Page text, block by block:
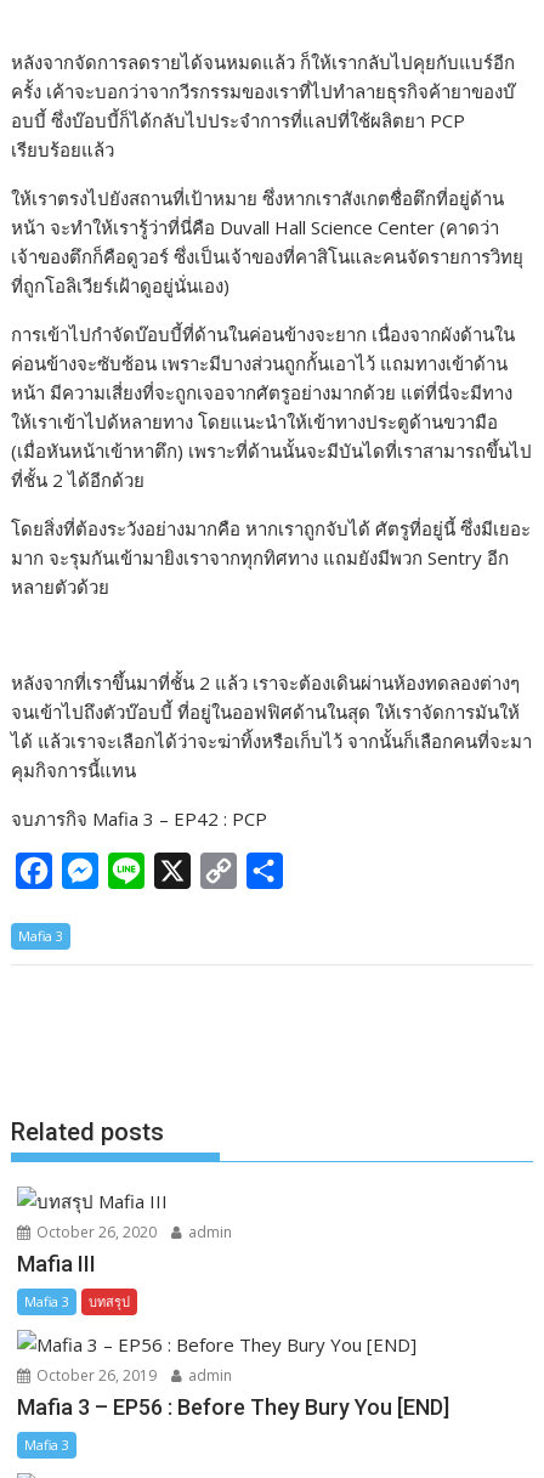
หลังจากจัดการลดรายได้จนหมดแล้ว ก็ให้เรากลับไปคุยกับแบร์อีก
ครั้ง เค้าจะบอกว่าจากวีรกรรมของเราที่ไปทำลายธุรกิจค้ายาของบ๊
อบบี้ ซึ่งบ๊อบบี้ก็ได้กลับไปประจำการที่แลปที่ใช้ผลิตยา PCP
เรียบร้อยแล้ว
ให้เราตรงไปยังสถานที่เป้าหมาย ซึ่งหากเราสังเกตชื่อตึกที่อยู่ด้าน
หน้า จะทำให้เรารู้ว่าที่นี่คือ Duvall Hall Science Center (คาดว่า
เจ้าของตึกก็คือดูวอร์ ซึ่งเป็นเจ้าของที่คาสิโนและคนจัดรายการวิทยุ
ที่ถูกโอลิเวียร์เฝ้าดูอยู่นั่นเอง)
การเข้าไปกำจัดบ๊อบบี้ที่ด้านในค่อนข้างจะยาก เนื่องจากผังด้านใน
ค่อนข้างจะซับซ้อน เพราะมีบางส่วนถูกกั้นเอาไว้ แถมทางเข้าด้าน
หน้า มีความเสี่ยงที่จะถูกเจอจากศัตรูอย่างมากด้วย แต่ที่นี่จะมีทาง
ให้เราเข้าไปด้หลายทาง โดยแนะนำให้เข้าทางประตูด้านขวามือ
(เมื่อหันหน้าเข้าหาตึก) เพราะที่ด้านนั้นจะมีบันไดที่เราสามารถขึ้นไป
ที่ชั้น 2 ได้อีกด้วย
โดยสิ่งที่ต้องระวังอย่างมากคือ หากเราถูกจับได้ ศัตรูที่อยู่นี้ ซึ่งมีเยอะ
มาก จะรุมกันเข้ามายิงเราจากทุกทิศทาง แถมยังมีพวก Sentry อีก
หลายตัวด้วย
หลังจากที่เราขึ้นมาที่ชั้น 2 แล้ว เราจะต้องเดินผ่านห้องทดลองต่างๆ
จนเข้าไปถึงตัวบ๊อบบี้ ที่อยู่ในออฟฟิศด้านในสุด ให้เราจัดการมันให้
ได้ แล้วเราจะเลือกได้ว่าจะฆ่าทิ้งหรือเก็บไว้ จากนั้นก็เลือกคนที่จะมา
คุมกิจการนี้แทน
จบภารกิจ Mafia 3 – EP42 : PCP
c
k
M
e
r
Mafia 3
Related posts
October 26, 2020 admin
Mafia III
Mafia 3 บทสรุป
October 26, 2019 admin
Mafia 3 – EP56 : Before They Bury You [END]
Mafia 3